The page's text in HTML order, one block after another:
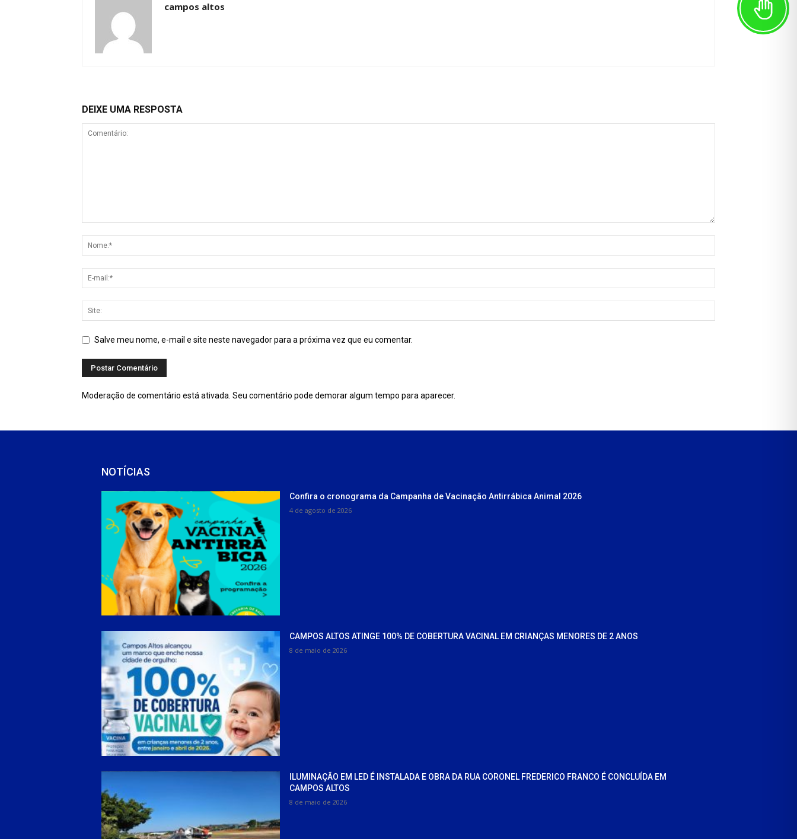
campos altos
DEIXE UMA RESPOSTA
Comentário
Nome
E-
mail
Site
Salve meu nome, e-mail e site neste navegador para a próxima vez que eu comentar.
Moderação de comentário está ativada. Seu comentário pode demorar algum tempo para aparecer.
NOTÍCIAS
Confira o cronograma da Campanha de Vacinação Antirrábica Animal 2026
4 de agosto de 2026
CAMPOS ALTOS ATINGE 100% DE COBERTURA VACINAL EM CRIANÇAS MENORES DE 2 ANOS
8 de maio de 2026
ILUMINAÇÃO EM LED É INSTALADA E OBRA DA RUA CORONEL FREDERICO FRANCO É CONCLUÍDA EM
CAMPOS ALTOS
8 de maio de 2026